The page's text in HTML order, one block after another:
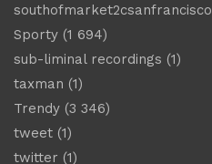
southofmarket2csanfrancisco
Sporty (1 694)
sub-liminal recordings (1)
taxman (1)
Trendy (3 346)
tweet (1)
twitter (1)